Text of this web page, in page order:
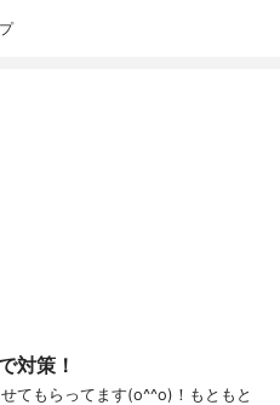
対策！
てもらってます(o^^o)！もともと